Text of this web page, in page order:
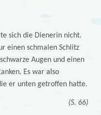
sich die Dienerin nicht.
einen schmalen Schlitz
Augen und einen
Es war also
er unten getroffen hatte.
(S. 66)